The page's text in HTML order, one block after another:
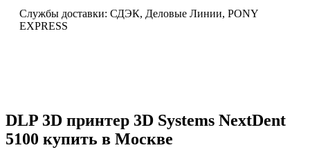
Службы доставки: СДЭК, Деловые Линии, PONY
EXPRESS
DLP 3D принтер 3D Systems NextDent
5100 купить в Москве